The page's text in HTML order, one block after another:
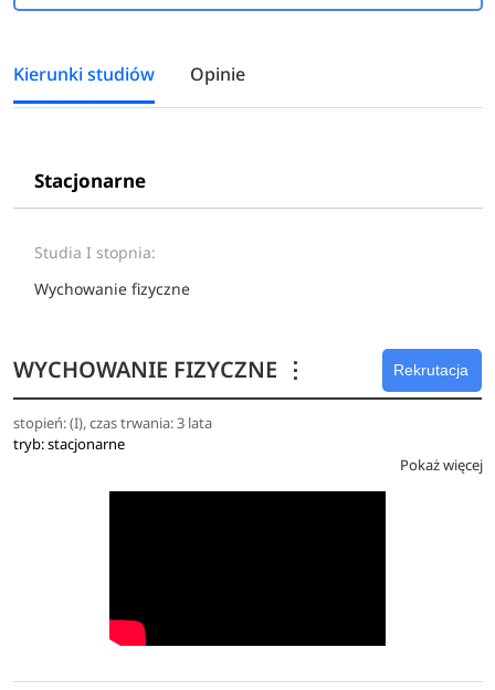
WYCHOWANIE FIZYCZNE ⋮ Rekrutacja
stopień: (I), czas trwania: 3 lata
tryb: stacjonarne
Pokaż więcej
Kierunki studiów Opinie
Stacjonarne
Studia I stopnia:
Wychowanie fizyczne